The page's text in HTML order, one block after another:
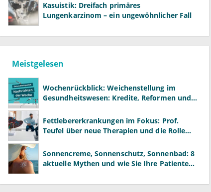
Kasuistik: Dreifach primäres
Lungenkarzinom – ein ungewöhnlicher Fall
Meistgelesen
Wochenrückblick: Weichenstellung im
Gesundheitswesen: Kredite, Reformen und
Fettlebererkrankungen im Fokus: Prof.
Teufel über neue Therapien und die Rolle
Sonnencreme, Sonnenschutz, Sonnenbad: 8
aktuelle Mythen und wie Sie Ihre Patienten